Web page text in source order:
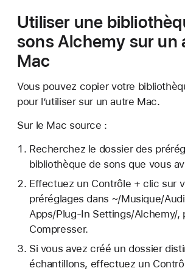
Utiliser une
sons Alchemy sur un
Mac
Vous pouvez copier votre
pour l’utiliser sur un autre Mac.
Sur le Mac source :
Recherchez le dossier des
bibliothèque de sons que vous
Effectuez un Contrôle + clic sur
préréglages dans ~/Musique/
Apps/Plug-In Settings/Alchemy/,
Compresser.
Si vous avez créé un dossier
échantillons, effectuez un